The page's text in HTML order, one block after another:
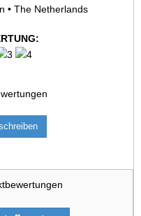
• The Netherlands